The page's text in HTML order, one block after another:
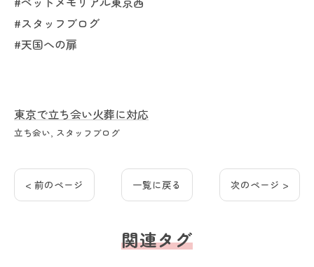
#スタッフブログ
#天国への扉
東京で立ち会い火葬に対応
立ち会い スタッフブログ
< 前のページ 一覧に戻る 次のページ >
関連タグ